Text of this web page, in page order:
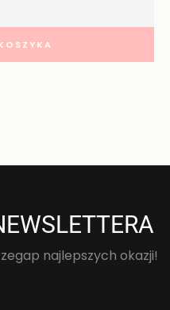
najlepszych okazji!